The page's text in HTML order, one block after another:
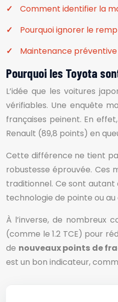
Comment identifier la
Pourquoi ignorer le
Maintenance
Pourquoi les Toyota
L’idée que les voitures
vérifiables. Une enquête
françaises peinent. En effet,
Renault (89,8 points) en
Cette différence ne tient
robustesse éprouvée. Ces
traditionnel. Ce sont
technologie de pointe ou
À l’inverse, de nombreux
(comme le 1.2 TCE) pour
de nouveaux points de
est un bon indicateur,